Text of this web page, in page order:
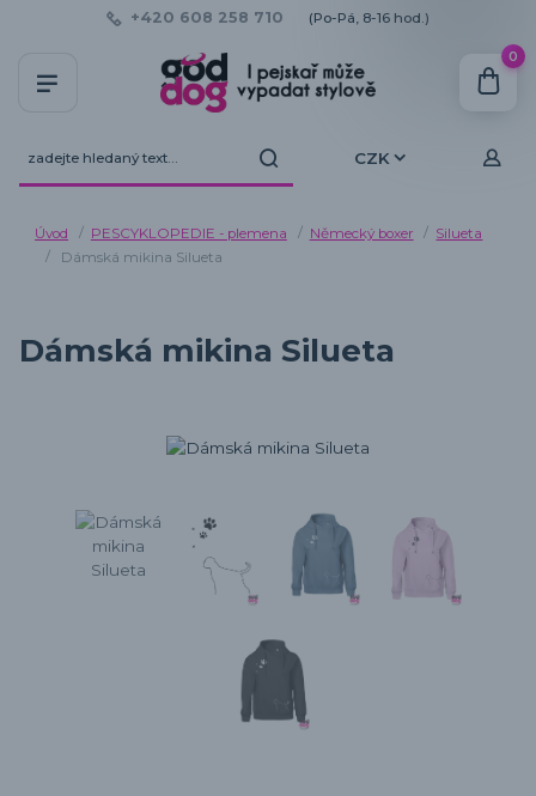
CZK
+420 608 258 710 (Po-Pá, 8-16 hod.)
0
Úvod PESCYKLOPEDIE - plemena Německý boxer
Silueta
Dámská mikina Silueta
Dámská mikina Silueta